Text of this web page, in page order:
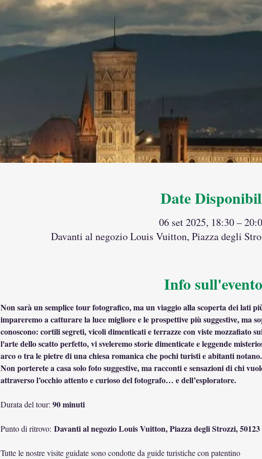
Date
06 set 2025, 18:30 –
Davanti al negozio Louis Vuitton, Piazza degli
Info sull'evento
Non sarà un semplice tour fotografico, ma un viaggio alla scoperta dei lati
impareremo a catturare la luce migliore e le prospettive più suggestive, ma
conoscono: cortili segreti, vicoli dimenticati e terrazze con viste mozzafiato
l'arte dello scatto perfetto, vi sveleremo storie dimenticate e leggende
arco o tra le pietre di una chiesa romanica che pochi turisti e abitanti notano.
Non porterete a casa solo foto suggestive, ma racconti e sensazioni di chi
attraverso l’occhio attento e curioso del fotografo… e dell’esploratore.
Durata del tour: 90 minuti
Punto di ritrovo: Davanti al negozio Louis Vuitton, Piazza degli Strozzi,
Tutte le nostre visite guidate sono condotte da guide turistiche con patentino